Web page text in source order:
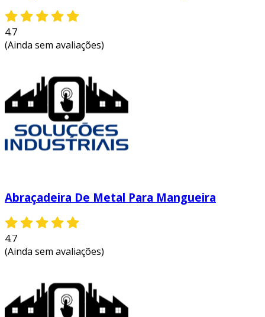
4.7
(Ainda sem avaliações)
Abraçadeira De Metal Para Mangueira
4.7
(Ainda sem avaliações)